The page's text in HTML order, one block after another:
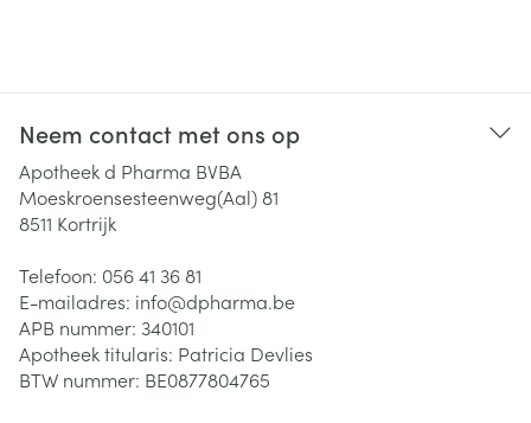
Neem contact met ons op
Apotheek d Pharma BVBA
Moeskroensesteenweg(Aal) 81
8511 Kortrijk
Telefoon: 056 41 36 81
E-mailadres: info@dpharma.be
APB nummer: 340101
Apotheek titularis: Patricia Devlies
BTW nummer: BE0877804765